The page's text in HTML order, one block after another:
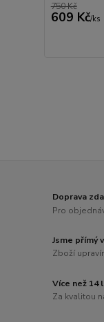
750 Kč
609 Kč/ks
Doprava
Pro
Jsme přímý
Zboží
Více než 14
Za kvalitou